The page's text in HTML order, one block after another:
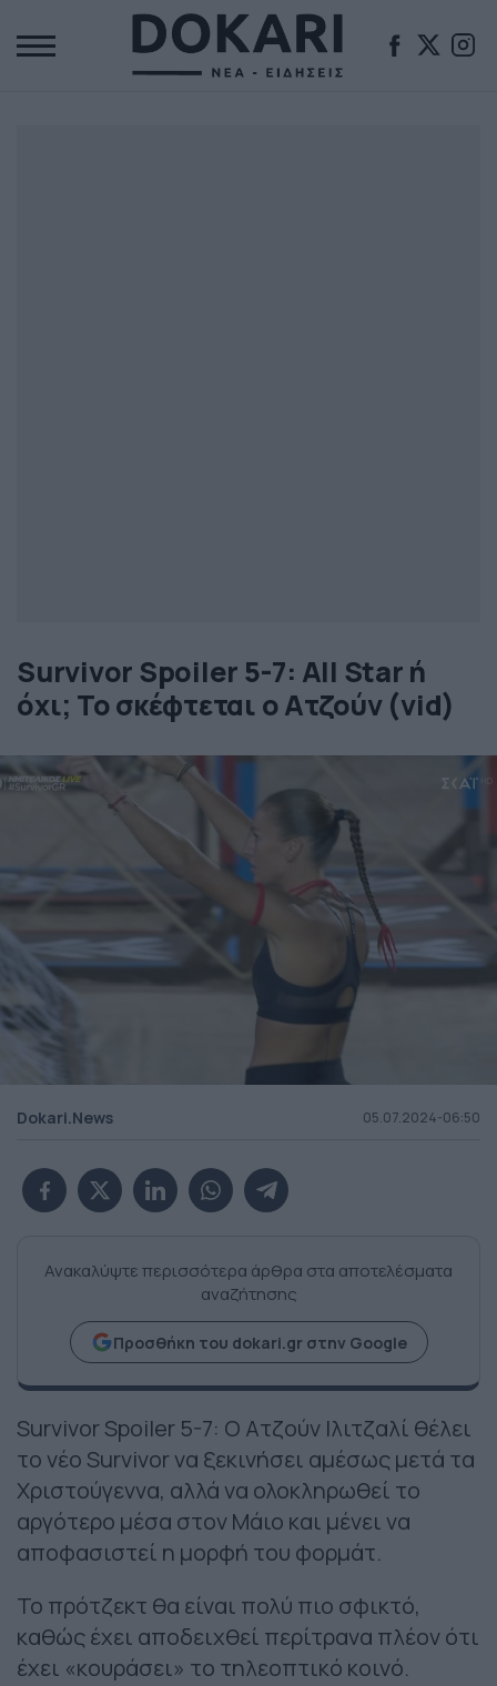
Survivor Spoiler 5-7: All Star ή
όχι; Το σκέφτεται ο Ατζούν (vid)
Dokari.News 05.07.2024-06:50
Ανακαλύψτε περισσότερα άρθρα στα αποτελέσματα
αναζήτησης
Προσθήκη του dokari.gr στην Google
Survivor Spoiler 5-7: Ο Ατζούν Ιλιτζαλί θέλει
το νέο Survivor να ξεκινήσει αμέσως μετά τα
Χριστούγεννα, αλλά να ολοκληρωθεί το
αργότερο μέσα στον Μάιο και μένει να
αποφασιστεί η μορφή του φορμάτ.
Το πρότζεκτ θα είναι πολύ πιο σφικτό,
καθώς έχει αποδειχθεί περίτρανα πλέον ότι
έχει «κουράσει» το τηλεοπτικό κοινό.